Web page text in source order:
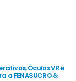
Óculos VR e
a FENASUCRO &